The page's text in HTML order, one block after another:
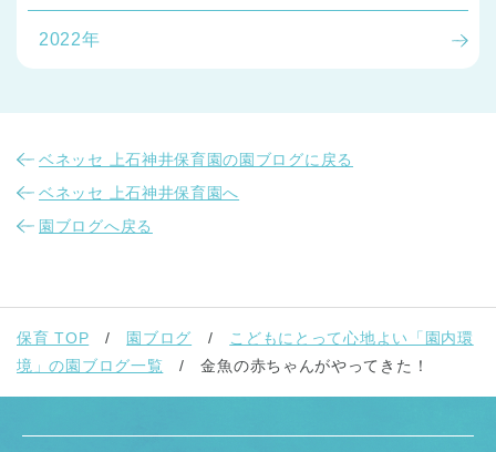
2022年
ベネッセ 上石神井保育園の園ブログに戻る
ベネッセ 上石神井保育園へ
園ブログへ戻る
保育 TOP 園ブログ
こどもにとって心地よい「園内環
境」の園ブログ一覧
金魚の赤ちゃんがやってきた！